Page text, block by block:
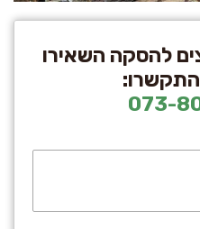
להסקה השאירו
073-